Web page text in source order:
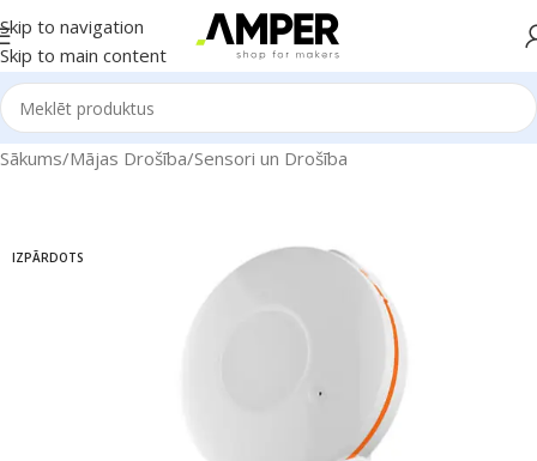
Skip to navigation
Skip to main content
Sākums/Mājas Drošība/Sensori un Drošība
IZPĀRDOTS